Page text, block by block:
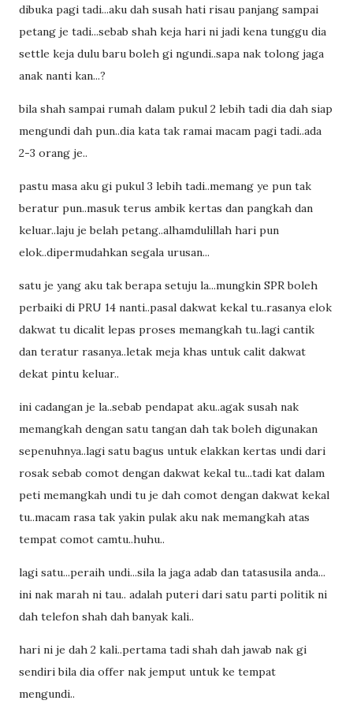
dibuka pagi tadi...aku dah susah hati risau panjang sampai
petang je tadi...sebab shah keja hari ni jadi kena tunggu dia
settle keja dulu baru boleh gi ngundi..sapa nak tolong jaga
anak nanti kan...?
bila shah sampai rumah dalam pukul 2 lebih tadi dia dah siap
mengundi dah pun..dia kata tak ramai macam pagi tadi..ada
2-3 orang je..
pastu masa aku gi pukul 3 lebih tadi..memang ye pun tak
beratur pun..masuk terus ambik kertas dan pangkah dan
keluar..laju je belah petang..alhamdulillah hari pun
elok..dipermudahkan segala urusan...
satu je yang aku tak berapa setuju la...mungkin SPR boleh
perbaiki di PRU 14 nanti..pasal dakwat kekal tu..rasanya elok
dakwat tu dicalit lepas proses memangkah tu..lagi cantik
dan teratur rasanya..letak meja khas untuk calit dakwat
dekat pintu keluar..
ini cadangan je la..sebab pendapat aku..agak susah nak
memangkah dengan satu tangan dah tak boleh digunakan
sepenuhnya..lagi satu bagus untuk elakkan kertas undi dari
rosak sebab comot dengan dakwat kekal tu...tadi kat dalam
peti memangkah undi tu je dah comot dengan dakwat kekal
tu..macam rasa tak yakin pulak aku nak memangkah atas
tempat comot camtu..huhu..
lagi satu...peraih undi...sila la jaga adab dan tatasusila anda...
ini nak marah ni tau.. adalah puteri dari satu parti politik ni
dah telefon shah dah banyak kali..
hari ni je dah 2 kali..pertama tadi shah dah jawab nak gi
sendiri bila dia offer nak jemput untuk ke tempat
mengundi..